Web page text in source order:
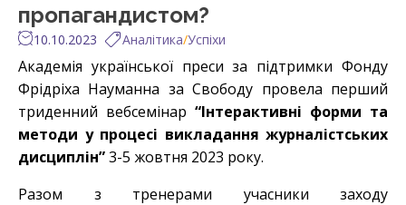
пропагандистом?
10.10.2023 Аналітика/Успіхи
Академія української преси за підтримки Фонду
Фрідріха Науманна за Свободу провела перший
триденний вебсемінар “Інтерактивні форми та
методи у процесі викладання журналістських
дисциплін”3-5 жовтня 2023 року.
Разом з тренерами учасники заходу